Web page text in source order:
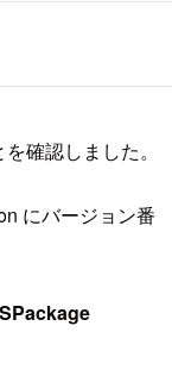
確認しました。
にバージョン番